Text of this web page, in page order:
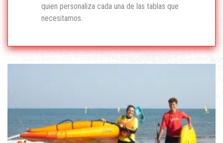
quien personaliza cada una de las tablas que
necesitamos.